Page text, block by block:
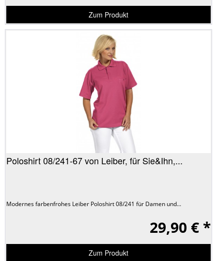
Zum Produkt
Poloshirt 08/241-67 von Leiber, für Sie&Ihn,...
Modernes farbenfrohes Leiber Poloshirt 08/241 für Damen und...
29,90 € *
Zum Produkt